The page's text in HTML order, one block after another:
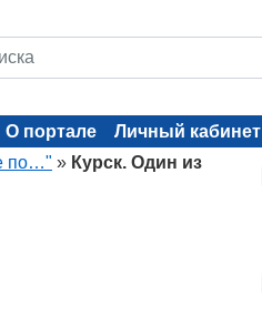
О портале
Личный кабинет
по…" » Курск. Один из